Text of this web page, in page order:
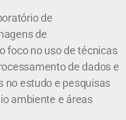
de
de
foco no uso de técnicas
de dados e
no estudo e pesquisas
ambiente e áreas